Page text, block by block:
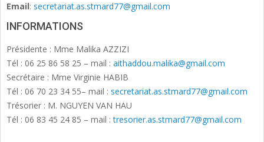
Email: secretariat.as.stmard77@gmail.com
INFORMATIONS
Présidente : Mme Malika AZZIZI
Tél : 06 25 86 58 25 – mail : aithaddou.malika@gmail.com
Secrétaire : Mme Virginie HABIB
Tél : 06 70 23 34 55– mail : secretariat.as.stmard77@gmail.com
Trésorier : M. NGUYEN VAN HAU
Tél : 06 83 45 24 85 – mail :tresorier.as.stmard77@gmail.com